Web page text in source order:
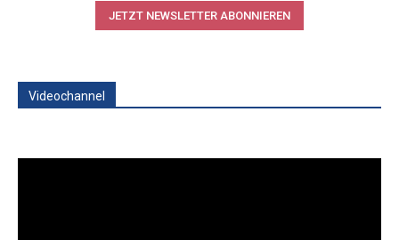
JETZT NEWSLETTER ABONNIEREN
Videochannel